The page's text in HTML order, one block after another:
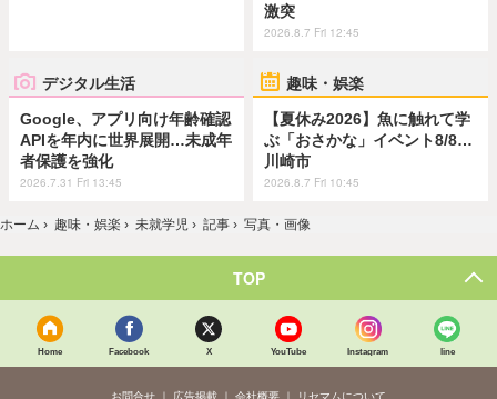
激突
2026.8.7 Fri 12:45
デジタル生活
Google、アプリ向け年齢確認
APIを年内に世界展開…未成年
者保護を強化
2026.7.31 Fri 13:45
趣味・娯楽
【夏休み2026】魚に触れて学
ぶ「おさかな」イベント8/8…
川崎市
2026.8.7 Fri 10:45
ホーム › 趣味・娯楽 › 未就学児 › 記事 › 写真・画像
TOP
Home Facebook X YouTube Instagram line
お問合せ 広告掲載 会社概要 リセマムについて